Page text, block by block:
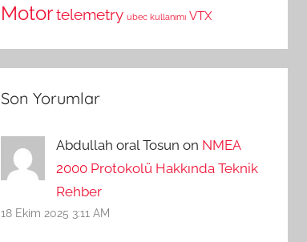
Motor telemetry ubec kullanımı VTX
Son Yorumlar
Abdullah oral Tosun on NMEA
2000 Protokolü Hakkında Teknik
Rehber
18 Ekim 2025 3:11 AM